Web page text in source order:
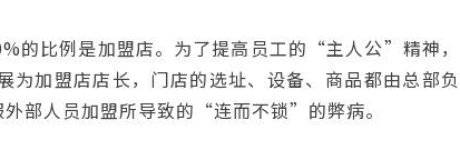
的比例是加盟店。为了提高员工的“主人公”精神，
加盟店店长，门店的选址、设备、商品都由总部负
部人员加盟所导致的“连而不锁”的弊病。